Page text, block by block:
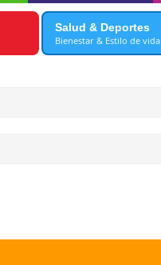
Salud & Deportes
Bienestar & Estilo de vida